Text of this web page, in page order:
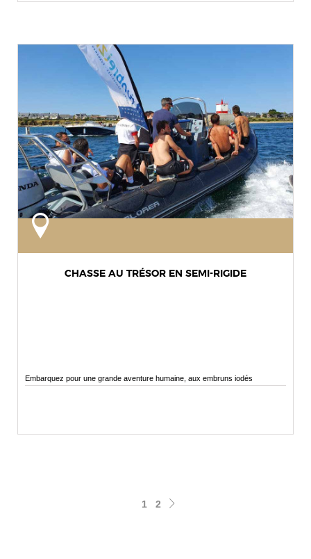
CHASSE AU TRÉSOR EN SEMI-RIGIDE
Embarquez pour une grande aventure humaine, aux embruns iodés
1 2